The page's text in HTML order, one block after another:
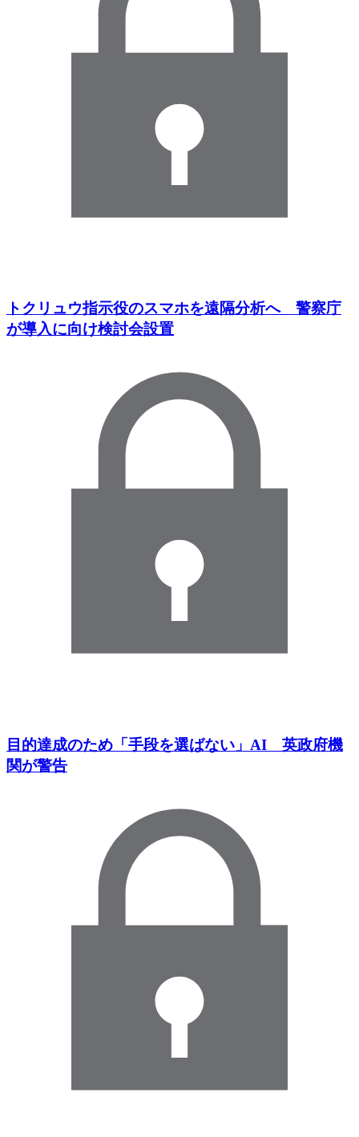
トクリュウ指示役のスマホを遠隔分析へ 警察庁
が導入に向け検討会設置
目的達成のため「手段を選ばない」AI 英政府機
関が警告